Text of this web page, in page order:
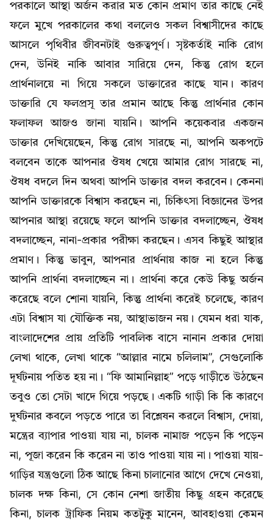
পরকালে আস্থা অর্জন করার মত কোন প্রমাণ তার কাছে নেই
ফলে মুখে পরকালের কথা বললেও সকল বিশ্বাসীদের কাছে
আসলে পৃথিবীর জীবনটাই গুরুত্বপূর্ণ। সৃষ্টকর্তাই নাকি রোগ
দেন, উনিই নাকি আবার সারিয়ে দেন, কিন্তু রোগ হলে
প্রার্থনালয়ে না গিয়ে সকলে ডাক্তারের কাছে যান। কারণ
ডাক্তারি যে ফলপ্রসূ তার প্রমান আছে কিন্তু প্রার্থনার কোন
ফলাফল আজও জানা যায়নি। আপনি কয়েকবার একজন
ডাক্তার দেখিয়েছেন, কিন্তু রোগ সারছে না, আপনি অকপটে
বলবেন তাকে আপনার ঔষধ খেয়ে আমার রোগ সারছে না,
ঔষধ বদলে দিন অথবা আপনি ডাক্তার বদল করবেন। কেননা
আপনি ডাক্তারকে বিশ্বাস করছেন না, চিকিৎসা বিজ্ঞানের উপর
আপনার আস্থা রয়েছে ফলে আপনি ডাক্তার বদলাচ্ছেন, ঔষধ
বদলাচ্ছেন, নানা-প্রকার পরীক্ষা করছেন। এসব কিছুই আস্থার
প্রমাণ। কিন্তু ভাবুন, আপনার প্রার্থনায় কাজ না হলে কিন্তু
আপনি প্রার্থনা বদলাচ্ছেন না। প্রার্থনা করে কেউ কিছু অর্জন
করেছে বলে শোনা যায়নি, কিন্তু প্রার্থনা করেই চলেছে, কারণ
এটা বিশ্বাস যা যৌক্তিক নয়, আস্থাভাজন নয়। যেমন ধরা যাক,
বাংলাদেশের প্রায় প্রতিটি পাবলিক বাসে নানান প্রকার দোয়া
লেখা থাকে, লেখা থাকে “আল্লার নামে চলিলাম”, সেগুলোকি
দূর্ঘটনায় পতিত হয় না। “ফি আমানিল্লাহ” পড়ে গাড়ীতে উঠছেন
তবুও তো সেটা খাদে গিয়ে পড়ছে। একটি গাড়ী কি কি কারণে
দুর্ঘটনার কবলে পড়তে পারে তা বিশ্লেষন করলে বিশ্বাস, দোয়া,
মন্ত্রের ব্যাপার পাওয়া যায় না, চালক নামাজ পড়েন কি পড়েন
না, পূজা করেন কি করেন না তাও পাওয়া যায় না। পাওয়া যায়-
গাড়ির যন্ত্রগুলো ঠিক আছে কিনা চালানোর আগে দেখে নেওয়া,
চালক দক্ষ কিনা, সে কোন নেশা জাতীয় কিছু গ্রহন করেছে
কিনা, চালক ট্রাফিক নিয়ম কতটুকু মানেন, আবহাওয়া কেমন